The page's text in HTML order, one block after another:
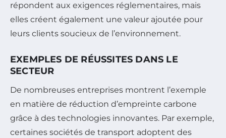
répondent aux exigences réglementaires, mais
elles créent également une valeur ajoutée pour
leurs clients soucieux de l’environnement.
EXEMPLES DE RÉUSSITES DANS LE
SECTEUR
De nombreuses entreprises montrent l’exemple
en matière de réduction d’empreinte carbone
grâce à des technologies innovantes. Par exemple,
certaines sociétés de transport adoptent des